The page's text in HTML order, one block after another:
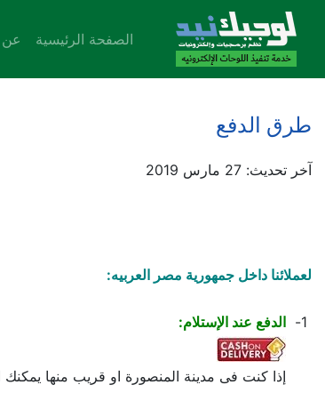
الصفحة الرئيسية عن
طرق الدفع
آخر تحديث: 27 مارس 2019
لعملائنا داخل جمهورية مصر العربيه:
1- الدفع عند الإستلام:
إذا كنت فى مدينة المنصورة او قريب منها